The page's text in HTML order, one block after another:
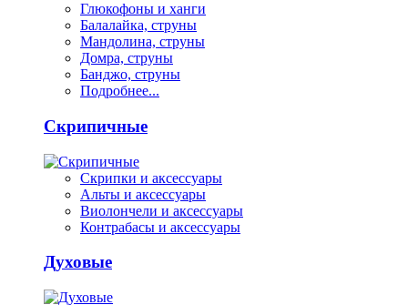
Глюкофоны и ханги
Балалайка, струны
Мандолина, струны
Домра, струны
Банджо, струны
Подробнее...
Скрипичные
Скрипки и аксессуары
Альты и аксессуары
Виолончели и аксессуары
Контрабасы и аксессуары
Духовые